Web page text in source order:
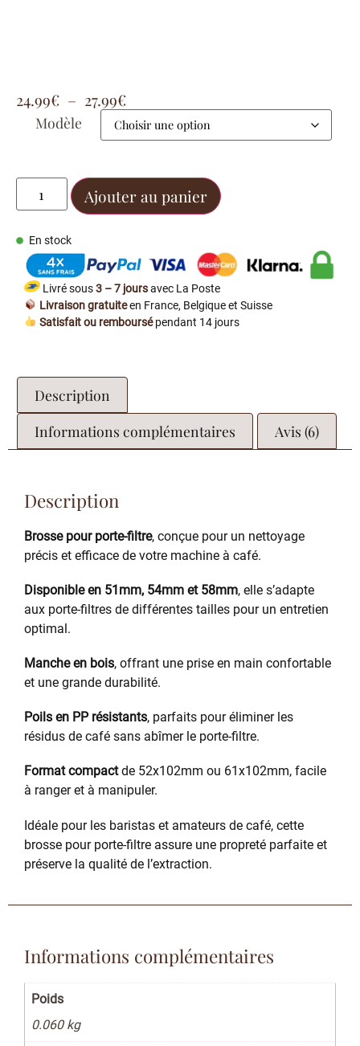
24.99€ – 27.99€
Modèle
Ajouter au panier
En stock
Livré sous3 – 7 joursavec La Poste
Livraison gratuiteen France, Belgique et Suisse
Satisfait ou remboursépendant 14 jours
Description
Informations complémentaires
Avis (6)
Description
Brosse pour porte-filtre, conçue pour un nettoyage
précis et efficace de votre machine à café.
Disponible en 51mm, 54mm et 58mm, elle s’adapte
aux porte-filtres de différentes tailles pour un entretien
optimal.
Manche en bois, offrant une prise en main confortable
et une grande durabilité.
Poils en PP résistants, parfaits pour éliminer les
résidus de café sans abîmer le porte-filtre.
Format compactde 52x102mm ou 61x102mm, facile
à ranger et à manipuler.
Idéale pour les baristas et amateurs de café, cette
brosse pour porte-filtre assure une propreté parfaite et
préserve la qualité de l’extraction.
Informations complémentaires
Poids
0.060 kg